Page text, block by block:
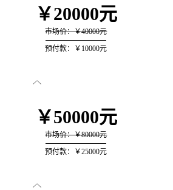
￥20000元
市场价：￥40000元
预付款：￥10000元

￥50000元
市场价：￥80000元
预付款：￥25000元
